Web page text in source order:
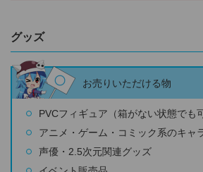
グッズ
お売りいただける物
PVCフィギュア（箱がない状態でも
アニメ・ゲーム・コミック系のキャ
声優・2.5次元関連グッズ